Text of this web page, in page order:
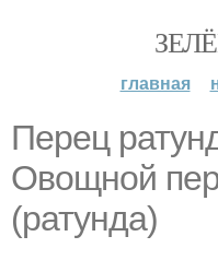
главная
Перец
Овощной
(ратунда)